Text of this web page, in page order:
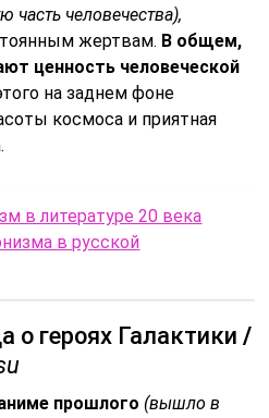
часть человечества),
жертвам. В общем,
ценность человеческой
на заднем фоне
космоса и приятная
в литературе 20 века
в русской
о героях Галактики/
прошлого (вышло в